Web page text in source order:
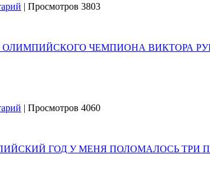
| Просмотров 3803
ОЛИМПИЙСКОГО ЧЕМПИОНА ВИКТОРА
| Просмотров 4060
ГОД У МЕНЯ ПОЛОМАЛОСЬ ТРИ